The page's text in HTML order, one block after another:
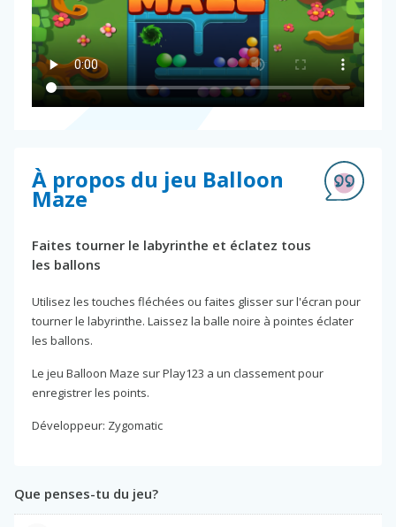
À propos du jeu Balloon
Maze
Faites tourner le labyrinthe et éclatez tous
les ballons
Utilisez les touches fléchées ou faites glisser sur l'écran pour
tourner le labyrinthe. Laissez la balle noire à pointes éclater
les ballons.
Le jeu Balloon Maze sur Play123 a un classement pour
enregistrer les points.
Développeur: Zygomatic
Que penses-tu du jeu?